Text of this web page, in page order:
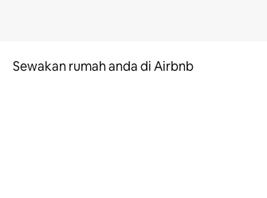
Sewakan rumah anda di Airbnb